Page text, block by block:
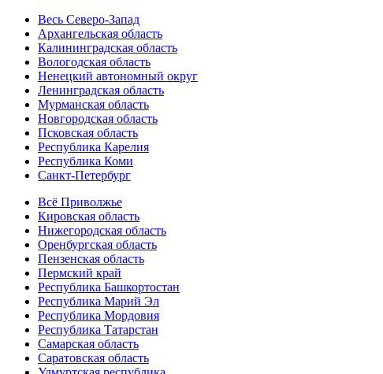
Весь Северо-Запад
Архангельская область
Калининградская область
Вологодская область
Ненецкий автономный округ
Ленинградская область
Мурманская область
Новгородская область
Псковская область
Республика Карелия
Республика Коми
Санкт-Петербург
Всё Приволжье
Кировская область
Нижегородская область
Оренбургская область
Пензенская область
Пермский край
Республика Башкортостан
Республика Марий Эл
Республика Мордовия
Республика Татарстан
Самарская область
Саратовская область